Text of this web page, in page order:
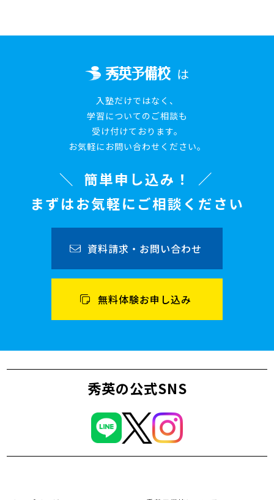
は
入塾だけではなく、
学習についてのご相談も
受け付けております。
お気軽にお問い合わせください。
簡単申し込み！
まずはお気軽にご相談ください
資料請求・お問い合わせ
無料体験お申し込み
秀英の公式SNS